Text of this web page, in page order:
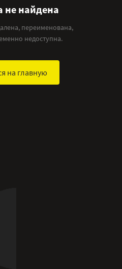
не найдена
переименована,
недоступна.
на главную